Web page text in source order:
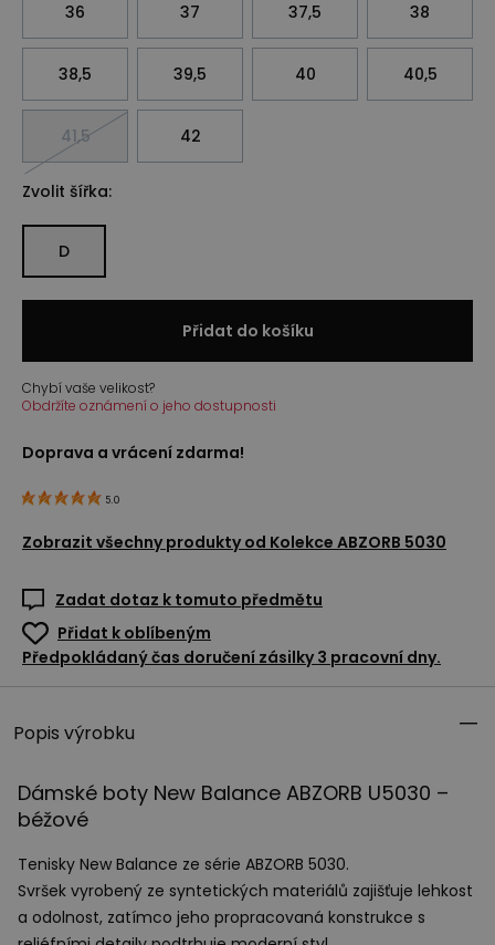
36 37 37,5 38
38,5 39,5 40 40,5
41,5 42
Zvolit šířka:
D
Přidat do košíku
Chybí vaše velikost?
Obdržíte oznámení o jeho dostupnosti
Doprava a vrácení zdarma!
5.0
Zobrazit všechny produkty od Kolekce ABZORB 5030
Zadat dotaz k tomuto předmětu
Přidat k oblíbeným
Předpokládaný čas doručení zásilky 3 pracovní dny.
Popis výrobku
Dámské boty New Balance ABZORB U5030 –
béžové
Tenisky New Balance ze série ABZORB 5030.
Svršek vyrobený ze syntetických materiálů zajišťuje lehkost
a odolnost, zatímco jeho propracovaná konstrukce s